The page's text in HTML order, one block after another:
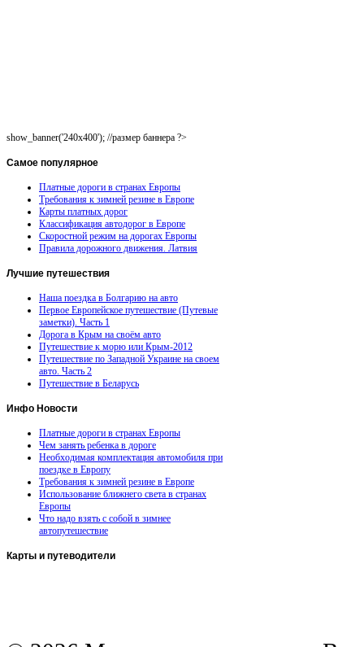
show_banner('240x400'); //размер баннера ?>
Самое популярное
Платные дороги в странах Европы
Требования к зимней резине в Европе
Карты платных дорог
Классификация автодорог в Европе
Скоростной режим на дорогах Европы
Правила дорожного движения. Латвия
Лучшие путешествия
Наша поездка в Болгарию на авто
Первое Европейское путешествие (Путевые
заметки). Часть 1
Дорога в Крым на своём авто
Путешествие к морю или Крым-2012
Путешествие по Западной Украине на своем
авто. Часть 2
Путешествие в Беларусь
Инфо Новости
Платные дороги в странах Европы
Чем занять ребенка в дороге
Необходимая комплектация автомобиля при
поездке в Европу
Требования к зимней резине в Европе
Использование ближнего света в странах
Европы
Что надо взять с собой в зимнее
автопутешествие
Карты и путеводители